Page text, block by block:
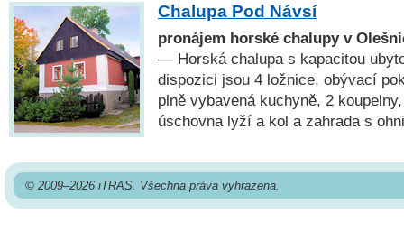
Chalupa Pod Návsí
pronájem horské chalupy v
— Horská chalupa s kapacitou
dispozici jsou 4 ložnice, obývací
plně vybavená kuchyně, 2
úschovna lyží a kol a zahrada s
© 2009–2026 iTRAS. Všechna práva vyhrazena.